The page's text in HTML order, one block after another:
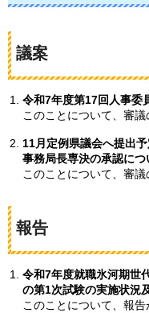
議案
令和7年度第17回人事委
このことについて、審議
11月定例県議会へ提出
事務局長専決の承認につ
このことについて、審議
報告
令和7年度就職氷河期世
の第1次試験の実施状況
このことについて、報告